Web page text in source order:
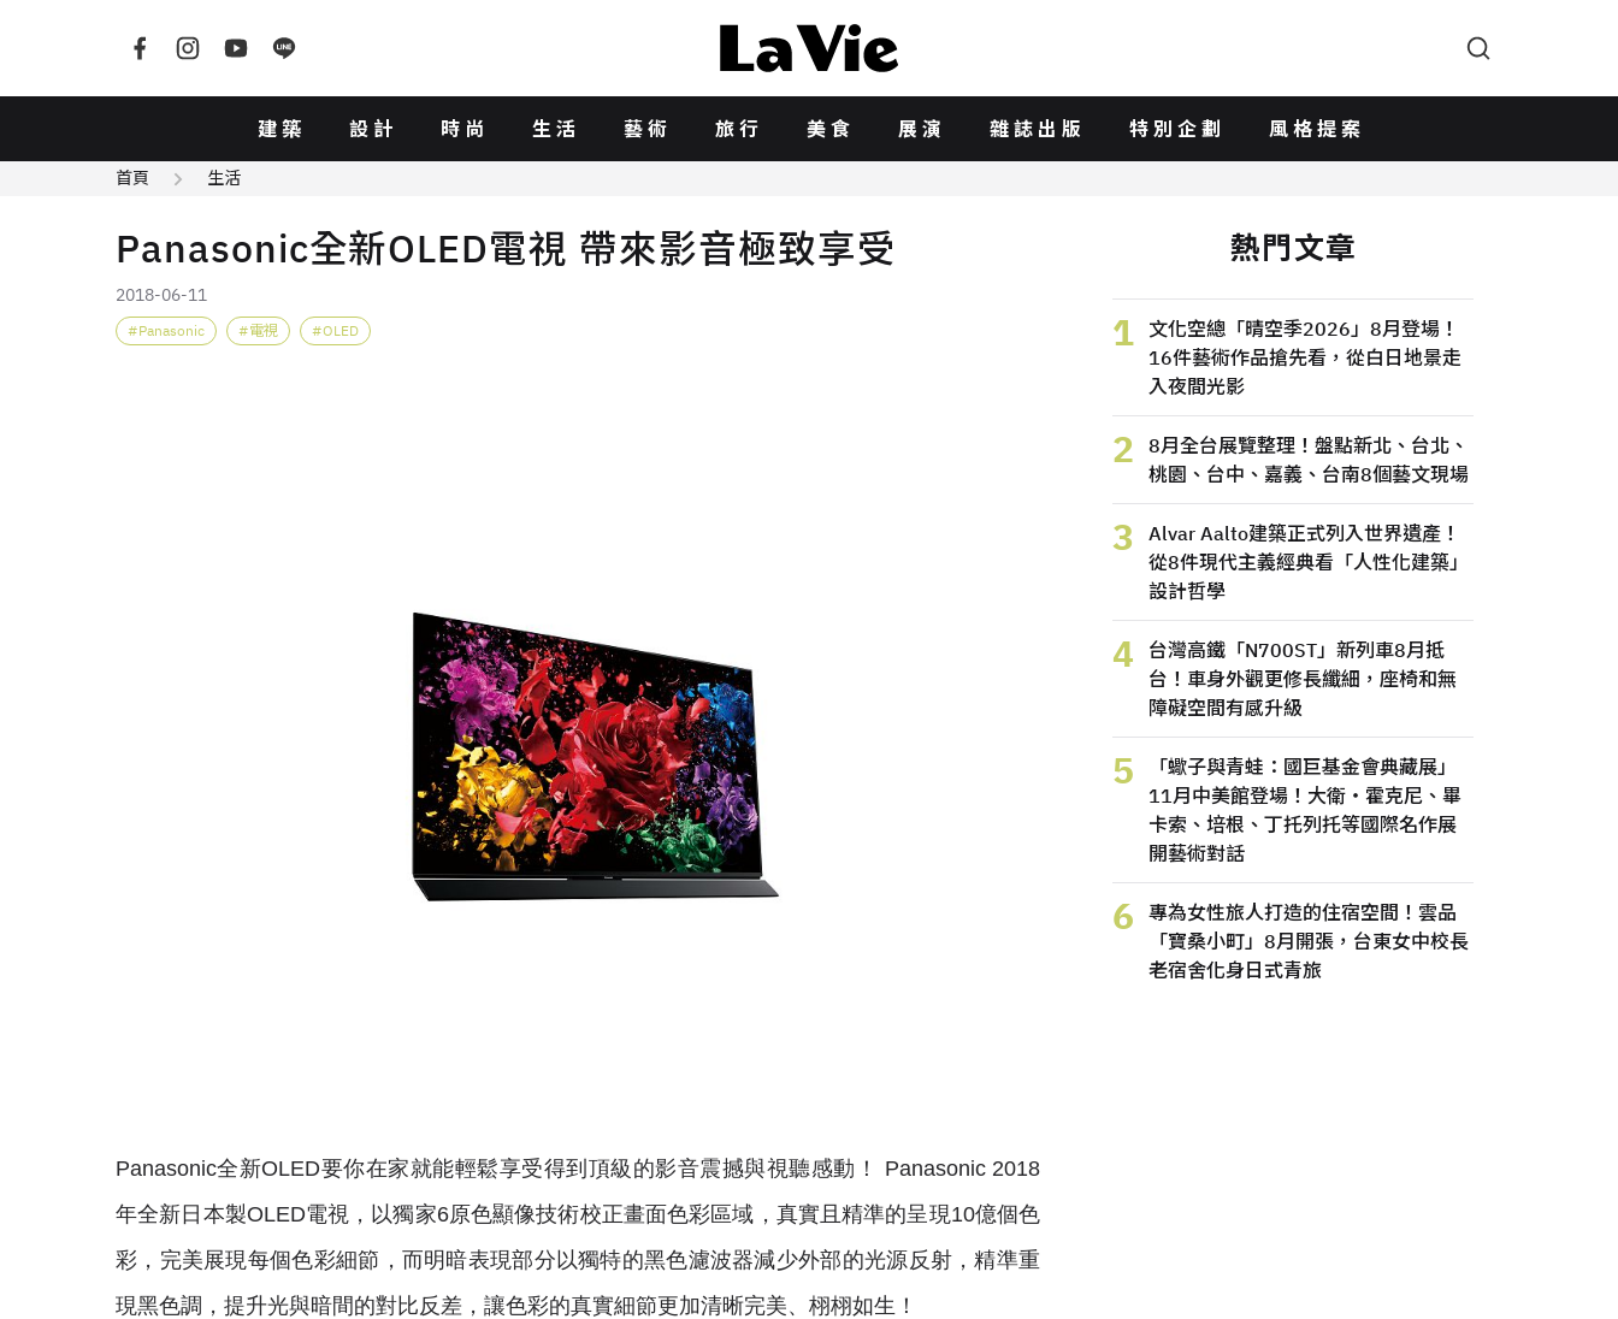
建築 設計 時尚 生活 藝術 旅行 美食 展演 雜誌出版 特別企劃 風格提案
首頁 生活
Panasonic全新OLED電視 帶來影音極致享受
2018-06-11
Panasonic 電視 OLED
Panasonic全新OLED要你在家就能輕鬆享受得到頂級的影音震撼與視聽感動！ Panasonic 2018
年全新日本製OLED電視，以獨家6原色顯像技術校正畫面色彩區域，真實且精準的呈現10億個色
彩，完美展現每個色彩細節，而明暗表現部分以獨特的黑色濾波器減少外部的光源反射，精準重
現黑色調，提升光與暗間的對比反差，讓色彩的真實細節更加清晰完美、栩栩如生！
熱門文章
1
文化空總「晴空季2026」8月登場！
16件藝術作品搶先看，從白日地景走
入夜間光影
2
8月全台展覽整理！盤點新北、台北、
桃園、台中、嘉義、台南8個藝文現場
3
Alvar Aalto建築正式列入世界遺產！
從8件現代主義經典看「人性化建築」
設計哲學
4
台灣高鐵「N700ST」新列車8月抵
台！車身外觀更修長纖細，座椅和無
障礙空間有感升級
5
「蠍子與青蛙：國巨基金會典藏展」
11月中美館登場！大衛・霍克尼、畢
卡索、培根、丁托列托等國際名作展
開藝術對話
6
專為女性旅人打造的住宿空間！雲品
「寶桑小町」8月開張，台東女中校長
老宿舍化身日式青旅